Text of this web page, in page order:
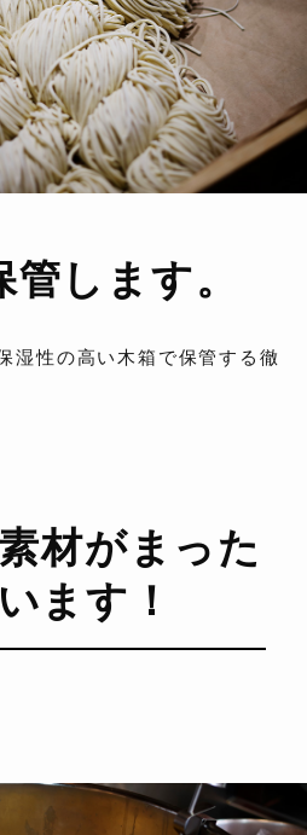
します。
湿性の高い木箱で保管する徹
材がまった
ます！